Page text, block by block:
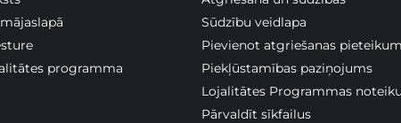
programma
Sūdzību veidlapa
Pievienot atgriešanas
Piekļūstamības paziņojums
Lojalitātes Programmas
Pārvaldīt sīkfailus